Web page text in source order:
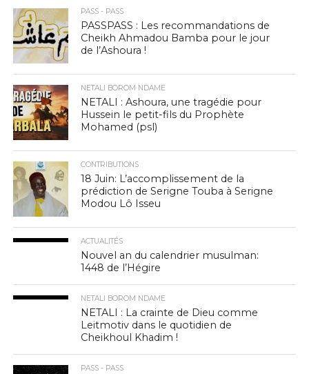
PASS - PASS
PASSPASS : Les recommandations de
Cheikh Ahmadou Bamba pour le jour
de l’Ashoura !
NETALI BOROM NDAME
NETALI : Ashoura, une tragédie pour
Hussein le petit-fils du Prophète
Mohamed (psl)
CONTRIBUTIONS
18 Juin: L’accomplissement de la
prédiction de Serigne Touba à Serigne
Modou Lô Isseu
ACTUALITÉS
Nouvel an du calendrier musulman:
1448 de l’Hégire
NETALI BOROM NDAME
NETALI : La crainte de Dieu comme
Leitmotiv dans le quotidien de
Cheikhoul Khadim !
PASS - PASS